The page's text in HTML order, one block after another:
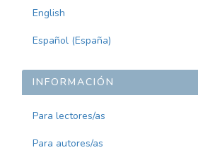
English
Español (España)
INFORMACIÓN
Para lectores/as
Para autores/as